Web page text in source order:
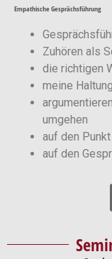
Empathische Gesprächsführung
Zuhören als
die richtigen
meine
umgehen
auf den
auf den